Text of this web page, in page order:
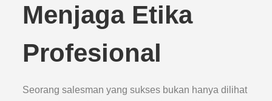
Menjaga Etika
Profesional
Seorang salesman yang sukses bukan hanya dilihat